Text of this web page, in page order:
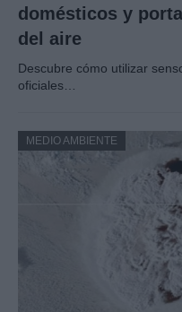
domésticos y
del aire
Descubre cómo utilizar
oficiales…
MEDIO AMBIENTE